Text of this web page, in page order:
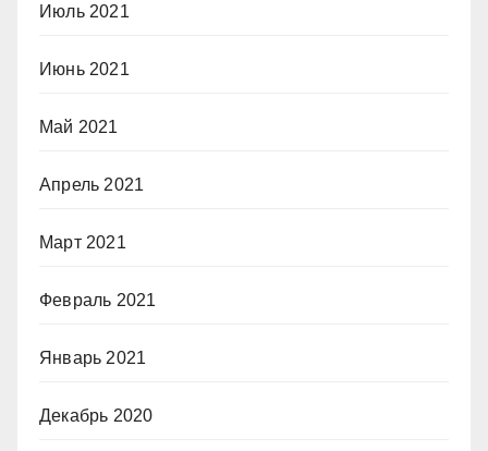
Июль 2021
Июнь 2021
Май 2021
Апрель 2021
Март 2021
Февраль 2021
Январь 2021
Декабрь 2020